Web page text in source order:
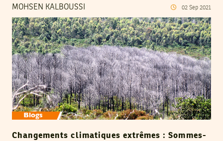
MOHSEN KALBOUSSI 02 Sep 2021
Changements climatiques extrêmes : Sommes-